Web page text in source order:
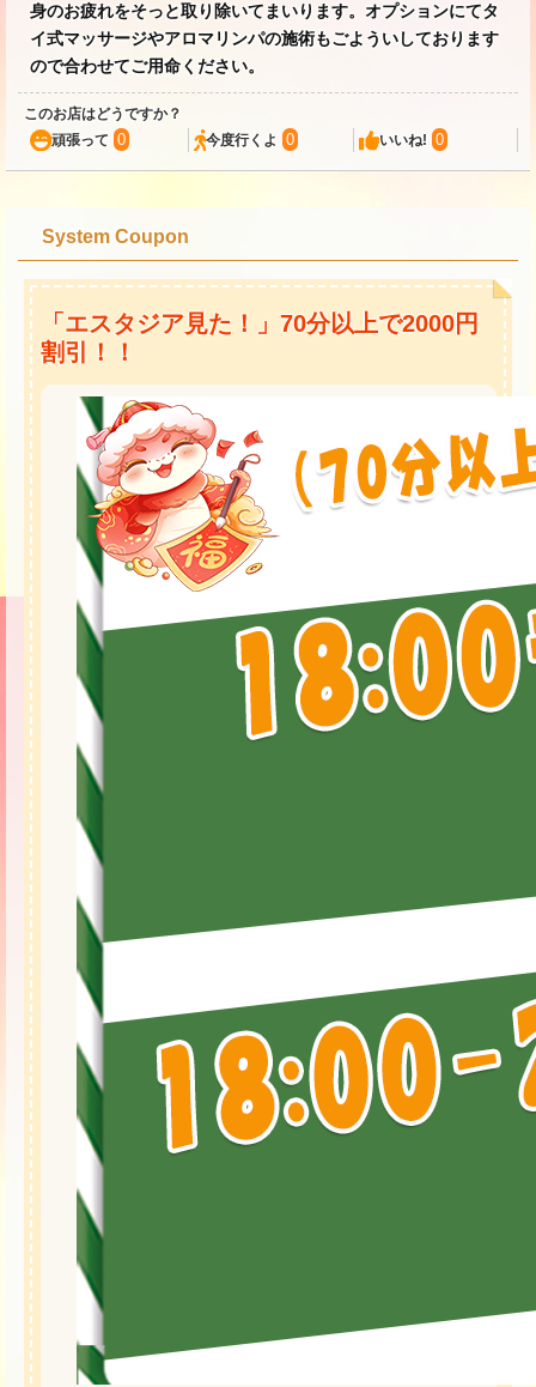
身のお疲れをそっと取り除いてまいります。オプションにてタ
イ式マッサージやアロマリンパの施術もごよういしております
ので合わせてご用命ください。
このお店はどうですか？
頑張って 0 今度行くよ 0 いいね! 0
System Coupon
「エスタジア見た！」70分以上で2000円
割引！！